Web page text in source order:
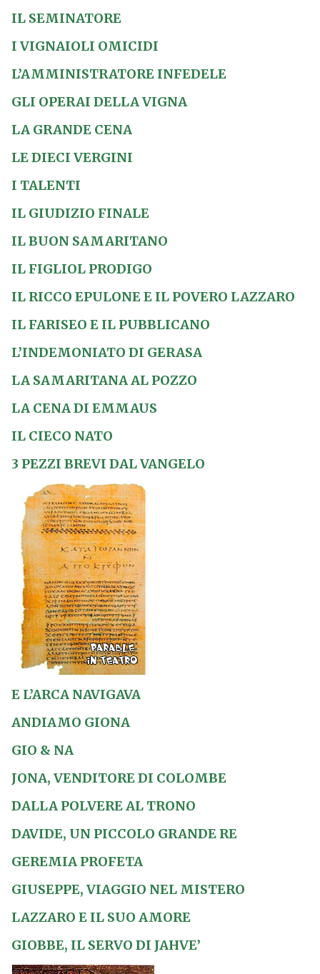
IL SEMINATORE
I VIGNAIOLI OMICIDI
L’AMMINISTRATORE INFEDELE
GLI OPERAI DELLA VIGNA
LA GRANDE CENA
LE DIECI VERGINI
I TALENTI
IL GIUDIZIO FINALE
IL BUON SAMARITANO
IL FIGLIOL PRODIGO
IL RICCO EPULONE E IL POVERO LAZZARO
IL FARISEO E IL PUBBLICANO
L’INDEMONIATO DI GERASA
LA SAMARITANA AL POZZO
LA CENA DI EMMAUS
IL CIECO NATO
3 PEZZI BREVI DAL VANGELO
E L’ARCA NAVIGAVA
ANDIAMO GIONA
GIO & NA
JONA, VENDITORE DI COLOMBE
DALLA POLVERE AL TRONO
DAVIDE, UN PICCOLO GRANDE RE
GEREMIA PROFETA
GIUSEPPE, VIAGGIO NEL MISTERO
LAZZARO E IL SUO AMORE
GIOBBE, IL SERVO DI JAHVE’